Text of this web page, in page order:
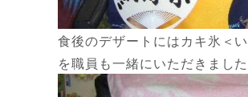
食後のデザートにはカキ氷＜い
を職員も一緒にいただきました